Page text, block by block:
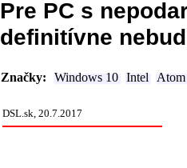
Pre PC s
definitívne
Značky: Windows 10 Intel Atom
DSL.sk, 20.7.2017